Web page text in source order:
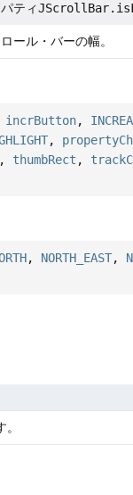
ティ
ール・バーの幅。
incrButton,
,
, thumbRect ,
, NORTH_EAST,